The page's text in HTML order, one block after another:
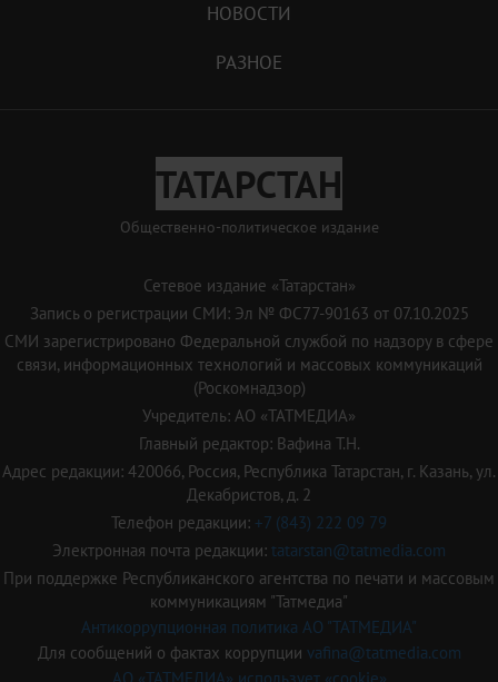
НОВОСТИ
РАЗНОЕ
ТАТАРСТАН
Общественно-политическое издание
Сетевое издание «Татарстан»
Запись о регистрации СМИ: Эл № ФС77-90163 от 07.10.2025
СМИ зарегистрировано Федеральной службой по надзору в сфере
связи, информационных технологий и массовых коммуникаций
(Роскомнадзор)
Учредитель: АО «ТАТМЕДИА»
Главный редактор: Вафина Т.Н.
Адрес редакции: 420066, Россия, Республика Татарстан, г. Казань, ул.
Декабристов, д. 2
Телефон редакции: +7 (843) 222 09 79
Электронная почта редакции: tatarstan@tatmedia.com
При поддержке Республиканского агентства по печати и массовым
коммуникациям "Татмедиа"
Антикоррупционная политика АО "ТАТМЕДИА"
Для сообщений о фактах коррупции vafina@tatmedia.com